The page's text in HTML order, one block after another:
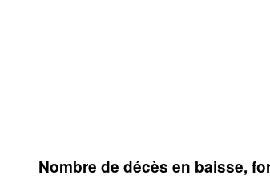
Nombre de décès en baisse,